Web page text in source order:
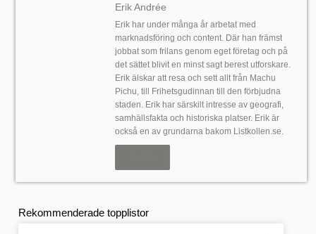
Erik Andrée
Erik har under många år arbetat med
marknadsföring och content. Där han främst
jobbat som frilans genom eget företag och på
det sättet blivit en minst sagt berest utforskare.
Erik älskar att resa och sett allt från Machu
Pichu, till Frihetsgudinnan till den förbjudna
staden. Erik har särskilt intresse av geografi,
samhällsfakta och historiska platser. Erik är
också en av grundarna bakom Listkollen.se.
Rekommenderade topplistor